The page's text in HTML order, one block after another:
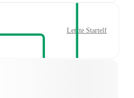
Letzte Startelf